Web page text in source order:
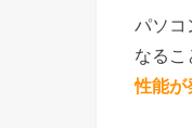
パソコ
なるこ
性能が